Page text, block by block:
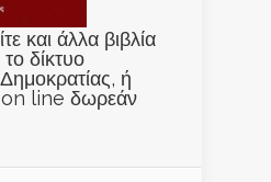
και άλλα βιβλία
δίκτυο
ή
on line δωρεάν